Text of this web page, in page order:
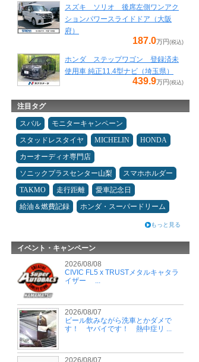
スズキ ソリオ 後席左側ワンアク
ションパワースライドドア（大阪
府）
187.0万円(税込)
ホンダ ステップワゴン 登録済未
使用車 純正11.4型ナビ（埼玉県）
439.9万円(税込)
注目タグ
スバル
モニターキャンペーン
スタッドレスタイヤ
MICHELIN
HONDA
カーオーディオ専門店
ソニックプラスセンター山梨
スマホホルダー
TAKMO
走行距離
愛車記念日
給油＆燃費記録
ホンダ・スーパードリーム
もっと見る
イベント・キャンペーン
2026/08/08
CIVIC FL5 x TRUSTメタルキャタラ
イザー ...
2026/08/07
ビール飲みながら洗車とかダメで
す！ ヤバイです！ 熱中症リ ...
2026/08/07